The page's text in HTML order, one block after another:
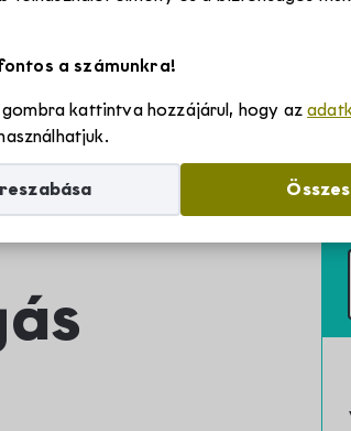
a számunkra!
kattintva hozzájárul, hogy az
Szállások
Borvidékről
Villányi borvidék története
Villányi eredetvédelem
Rólunk
Villány-Siklósi Borút Egyesület